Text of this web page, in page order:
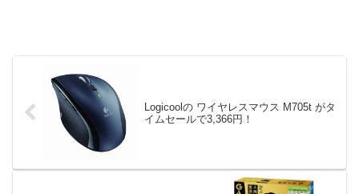
Logicoolの ワイヤレスマウス M705t がタ
イムセールで3,366円！